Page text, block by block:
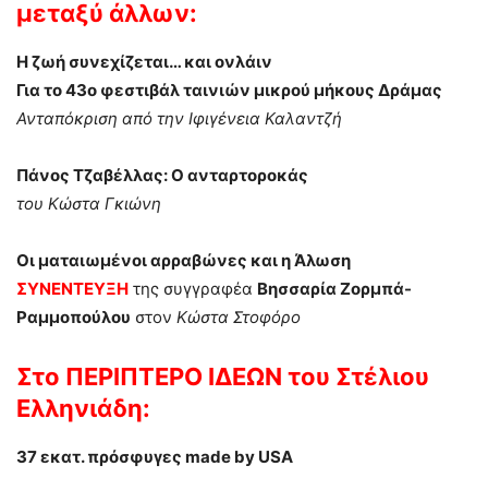
μεταξύ άλλων:
Η ζωή συνεχίζεται… και ονλάιν
Για το 43ο φεστιβάλ ταινιών μικρού μήκους Δράμας
Ανταπόκριση από την Ιφιγένεια Καλαντζή
Πάνος Τζαβέλλας: Ο ανταρτοροκάς
του Κώστα Γκιώνη
Οι ματαιωμένοι αρραβώνες και η Άλωση
ΣΥΝΕΝΤΕΥΞΗ της συγγραφέα Βησσαρία Ζορμπά-
Ραμμοπούλου στον Κώστα Στοφόρο
Στο ΠΕΡΙΠΤΕΡΟ ΙΔΕΩΝ του Στέλιου
Ελληνιάδη:
37 εκατ. πρόσφυγες made by USA